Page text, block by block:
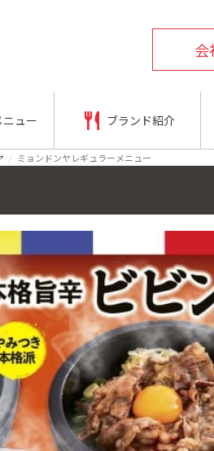
会
ュー ブランド紹介
ミョンドンヤレギュラーメニュー